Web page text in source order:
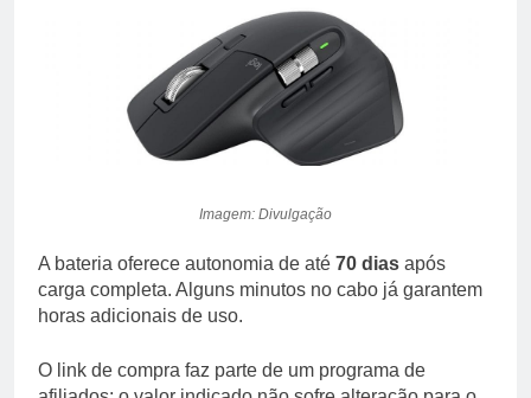
Imagem: Divulgação
A bateria oferece autonomia de até 70 dias após
carga completa. Alguns minutos no cabo já garantem
horas adicionais de uso.
O link de compra faz parte de um programa de